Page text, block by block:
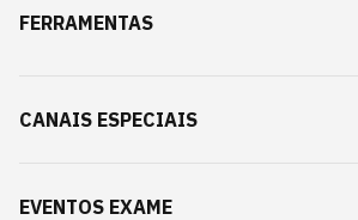
FERRAMENTAS
CANAIS ESPECIAIS
EVENTOS EXAME